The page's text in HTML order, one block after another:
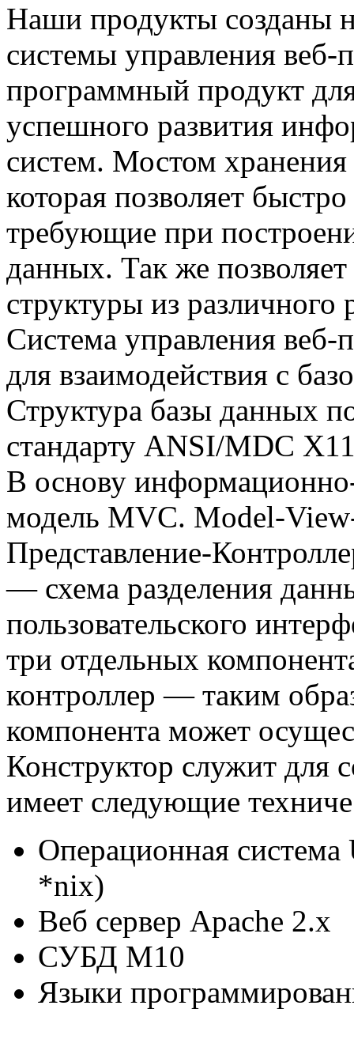
Наши продукты созданы
системы управления веб-
программный продукт
успешного развития
систем. Мостом
которая позволяет
требующие при
данных. Так же
структуры из
Система управления веб-
для взаимодействия с
Структура базы данных
стандарту ANSI/MDC
В основу
модель MVC. Model-
Представление-
— схема разделения
пользовательского
три отдельных
контроллер — таким
компонента может
Конструктор служит для
имеет следующие
Операционная
*nix)
Веб сервер Apache 2.х
СУБД М10
Языки